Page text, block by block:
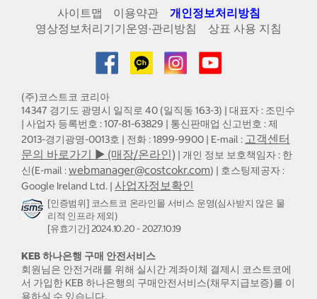
사이트맵 이용약관
개인정보처리방침
영상정보처리기기운영·관리방침
상표 사용 지침
(주)코스트코 코리아
14347 경기도 광명시 일직로 40 (일직동 163-3) | 대표자 : 조민수
| 사업자 등록번호 : 107-81-63829 | 통신판매업 신고번호 : 제
2013-경기광명-0013호 | 전화 : 1899-9900 | E-mail : 고객센터
문의 바로가기 ▶ (매장/온라인) | 개인 정보 보호책임자 : 한
신(E-mail :webmanager@costcokr.com) | 호스팅제공자 :
Google Ireland Ltd. | 사업자정보확인
[인증범위] 코스트코 온라인몰 서비스 운영(심사받지 않은 물
리적 인프라 제외)
[유효기간] 2024.10.20 - 2027.10.19
KEB 하나은행 구매 안전서비스
회원님은 안전거래를 위해 실시간 계좌이체 결제시 코스트코에
서 가입한 KEB 하나은행의 구매안전서비스(채무지급보증)를 이
용하실 수 있습니다.